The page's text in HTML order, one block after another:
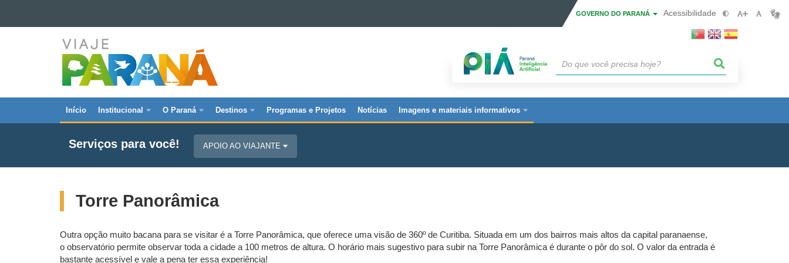
Ir para a navegação
Ir para a busca
GOVERNO DO PARANÁ Acessibilidade
VIAJE
PARANÁ
Navegação
principal
Início Institucional O Paraná Destinos Programas e Projetos Notícias Imagens e materiais informativos
Serviços para você! APOIO AO VIAJANTE
Torre Panorâmica
Outra opção muito bacana para se visitar é a Torre Panorâmica, que oferece uma visão de 360º de Curitiba. Situada em um dos bairros mais altos da capital paranaense,
o observatório permite observar toda a cidade a 100 metros de altura. O horário mais sugestivo para subir na Torre Panorâmica é durante o pôr do sol. O valor da entrada é
bastante acessível e vale a pena ter essa experiência!